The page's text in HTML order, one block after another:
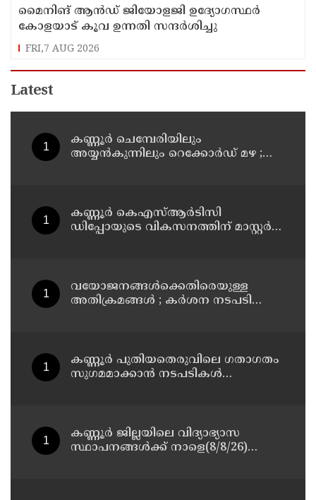
മൈനിങ് ആൻഡ്​ ജിയോളജി ഉദ്യോഗസ്ഥർ
കോളയാട് കൂവ ഉന്നതി സന്ദർശിച്ചു
FRI,7 AUG 2026
Latest
കണ്ണൂർ ചെമ്പേരിയിലും
അയ്യൻകുന്നിലും റെക്കോർഡ് മഴ ;
കണ്ണൂർ കെഎസ്ആർടിസി
ഡിപ്പോയുടെ വികസനത്തിന് മാസ്റ്റർ
വയോജനങ്ങൾക്കെതിരെയുള്ള
അതിക്രമങ്ങൾ ; കർശന നടപടി
കണ്ണൂർ പുതിയതെരുവിലെ ഗതാഗതം
സുഗമമാക്കാന്‍ നടപടികള്‍
കണ്ണൂർ ജില്ലയിലെ വിദ്യാഭ്യാസ
സ്ഥാപനങ്ങള്‍ക്ക് നാളെ(8/8/26)